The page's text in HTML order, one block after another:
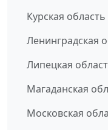
Курская область
Ленинградская
Липецкая
Магаданская
Московская